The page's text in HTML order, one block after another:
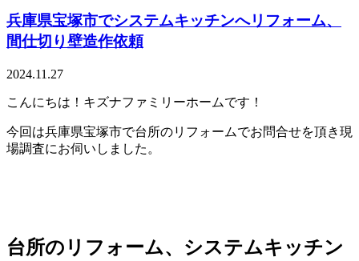
兵庫県宝塚市でシステムキッチンへリフォーム、
間仕切り壁造作依頼
2024.11.27
こんにちは！キズナファミリーホームです！
今回は兵庫県宝塚市で台所のリフォームでお問合せを頂き現
場調査にお伺いしました。
台所のリフォーム、システムキッチン